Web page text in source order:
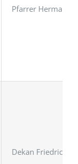
Pfarrer Hermann
Dekan Friedrich